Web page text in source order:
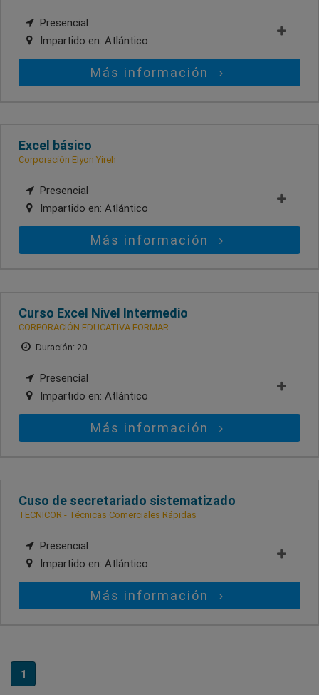
Presencial
Impartido en: Atlántico
Más información
Excel básico
Corporación Elyon Yireh
Presencial
Impartido en: Atlántico
Más información
Curso Excel Nivel Intermedio
CORPORACIÓN EDUCATIVA FORMAR
Duración: 20
Presencial
Impartido en: Atlántico
Más información
Cuso de secretariado sistematizado
TECNICOR - Técnicas Comerciales Rápidas
Presencial
Impartido en: Atlántico
Más información
1